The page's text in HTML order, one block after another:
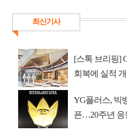
최신기사
[스톡 브리핑]
회복에 실적
YG플러스, 빅
픈…20주년 응